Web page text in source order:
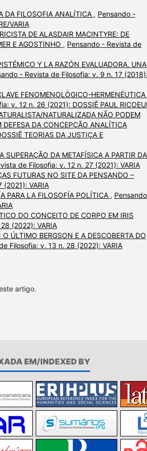
DA FILOSOFIA ANALÍTICA , Pensando -
VARIA
DE ALASDAIR MACINTYRE: DE
E AGOSTINHO , Pensando - Revista de
Y LA RAZÓN EVALUADORA. UNA
- Revista de Filosofia: v. 9 n. 17 (2018):
FENOMENOLÓGICO-
v. 12 n. 26 (2021): DOSSIÊ PAUL
NATURALIZADA NÃO PODEM
DA CONCEPÇÃO ANALÍTICA
TEORIAS DA JUSTIÇA E
SUPERAÇÃO DA METAFÍSICA A PARTIR DA
de Filosofia: v. 12 n. 27 (2021): VARIA
FUTURAS NO SITE DA PENSANDO –
(2021): VARIA
PARA LA FILOSOFÍA POLÍTICA ,
DO CONCEITO DE CORPO EM IRIS
(2022): VARIA
ÚLTIMO BERGSON E A DESCOBERTA DO
Filosofia: v. 13 n. 28 (2022): VARIA
artigo.
EM/INDEXED BY